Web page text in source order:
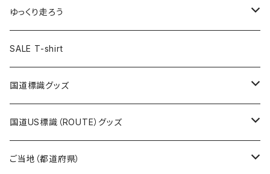
トートバッグ
ランチバッグ
エコバッグ
クリアファイル
キーホルダー
クリアファイル
Tシャツ
ステッカー
サコッシュ
ホテルキーホルダー
モーテルキーホルダー
トートバッグ
クリアファイル
マスク
エコバッグ
千葉ロッテマリーンズコラボ
エコバッグ
ステッカー
モーテルキーホルダー
ホテルキーホルダー
トートバッグ
キャップ
ステッカー
ホテルキーホルダー
Tシャツ
キャップ
ステッカー
ゆっくり走ろう
Tシャツ
ステッカー
ホテルキーホルダー
SALE T-shirt
国道標識グッズ
ステッカー
国道0～99号線
Tシャツ
国道US標識（ROUTE）グッズ
ステッカー
ご当地（都道府県）